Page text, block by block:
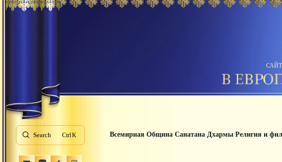
Search K Всемирная Община Санатана Дхармы/Религия и